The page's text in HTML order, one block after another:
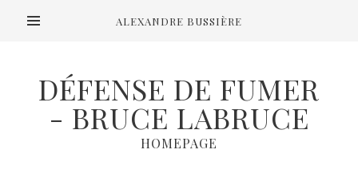
ALEXANDRE BUSSIÈRE
DÉFENSE DE FUMER
- BRUCE LABRUCE
HOMEPAGE